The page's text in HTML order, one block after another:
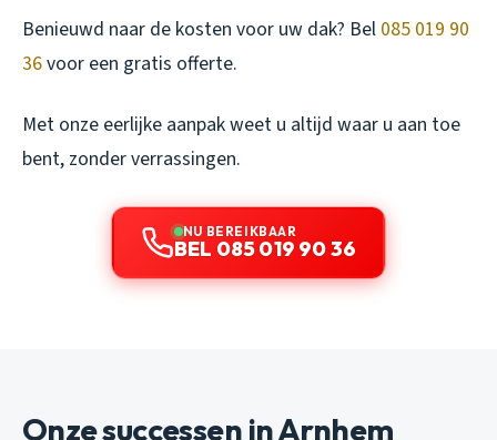
Benieuwd naar de kosten voor uw dak? Bel 085 019 90
36voor een gratis offerte.
Met onze eerlijke aanpak weet u altijd waar u aan toe
bent, zonder verrassingen.
NU BEREIKBAAR
BEL 085 019 90 36
Onze successen in Arnhem